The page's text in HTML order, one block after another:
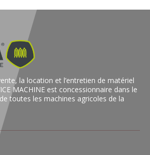
la location et l’entretien de matériel
MACHINE est concessionnaire dans le
toutes les machines agricoles de la